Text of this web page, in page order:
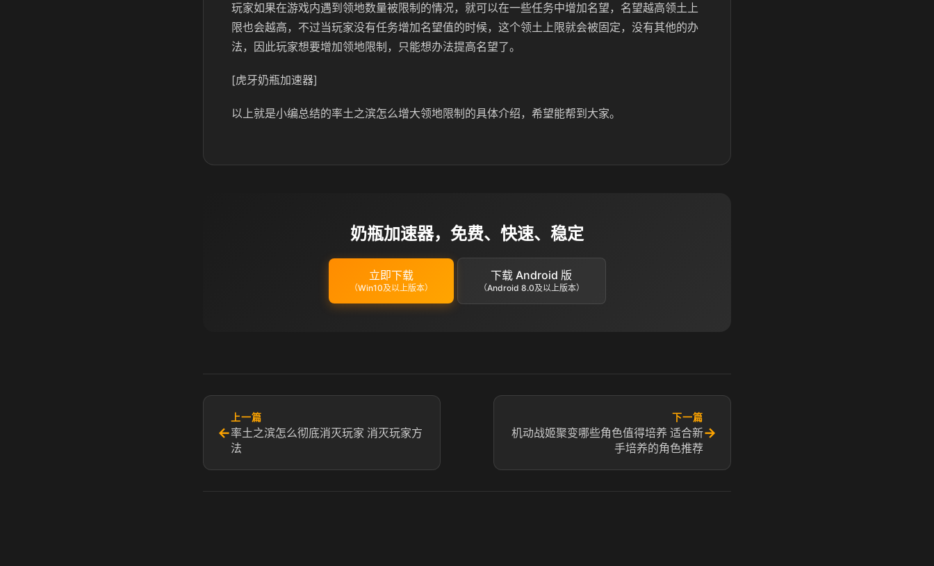
玩家如果在游戏内遇到领地数量被限制的情况，就可以在一些任务中增加名望，名望越高领土上
限也会越高，不过当玩家没有任务增加名望值的时候，这个领土上限就会被固定，没有其他的办
法，因此玩家想要增加领地限制，只能想办法提高名望了。
[虎牙奶瓶加速器]
以上就是小编总结的率土之滨怎么增大领地限制的具体介绍，希望能帮到大家。
奶瓶加速器，免费、快速、稳定
立即下载
（Win10及以上版本）
下载 Android 版
（Android 8.0及以上版本）
←
上一篇
率土之滨怎么彻底消灭玩家 消灭玩家方
法
下一篇
机动战姬聚变哪些角色值得培养 适合新
手培养的角色推荐
→